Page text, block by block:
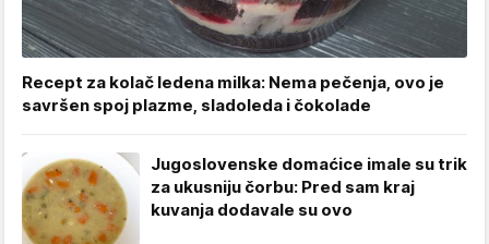
Recept za kolač ledena milka: Nema pečenja, ovo je
savršen spoj plazme, sladoleda i čokolade
Jugoslovenske domaćice imale su trik
za ukusniju čorbu: Pred sam kraj
kuvanja dodavale su ovo